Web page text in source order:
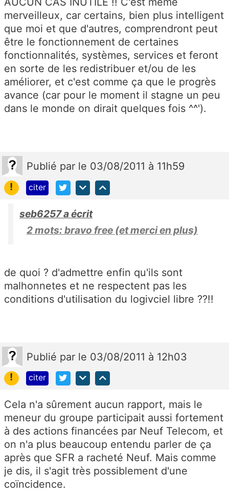
merveilleux, car certains, bien plus intelligent
que moi et que d'autres, comprendront peut
être le fonctionnement de certaines
fonctionnalités, systèmes, services et feront
en sorte de les redistribuer et/ou de les
améliorer, et c'est comme ça que le progrès
avance (car pour le moment il stagne un peu
dans le monde on dirait quelques fois ^^').
Publié par le 03/08/2011 à 11h59
!
citer
seb6257 a écrit
2 mots: bravo free (et merci en plus)
de quoi ? d'admettre enfin qu'ils sont
malhonnetes et ne respectent pas les
conditions d'utilisation du logivciel libre ??!!
Publié par le 03/08/2011 à 12h03
!
citer
Cela n'a sûrement aucun rapport, mais le
meneur du groupe participait aussi fortement
à des actions financées par Neuf Telecom, et
on n'a plus beaucoup entendu parler de ça
après que SFR a racheté Neuf. Mais comme
je dis, il s'agit très possiblement d'une
coïncidence.